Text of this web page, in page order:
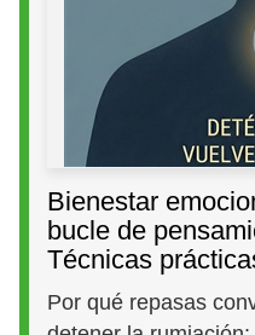
Bienestar
bucle de
Técnicas
Por qué repasas